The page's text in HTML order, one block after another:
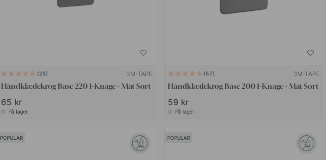
29 3M-TAPE
Håndklædekrog Base 220 1-Knage - Mat Sort
65 kr
På lager
57 3M-TAPE
Håndklædekrog Base 200 1-Knage - Mat Sort
59 kr
På lager
POPULAR POPULAR